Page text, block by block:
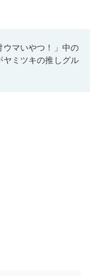
ウマいやつ！」中の
ヤミツキの推しグル